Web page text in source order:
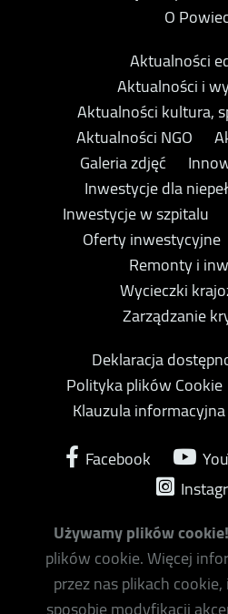
O
Aktualności
Aktualności i
Aktualności kultura,
Aktualności NGO
Galeria zdjęć
Inwestycje dla
Inwestycje w szpitalu
Oferty inwestycyjne
Remonty i
Wycieczki
Zarządzanie
Deklaracja
Polityka plików Cookie
Klauzula
Facebook
Używamy plików cookie!
plików cookie. Więcej
przez nas plikach